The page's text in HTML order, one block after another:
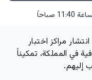
مراكز اختبار
في المملكة، تمكيناً
إليهم.